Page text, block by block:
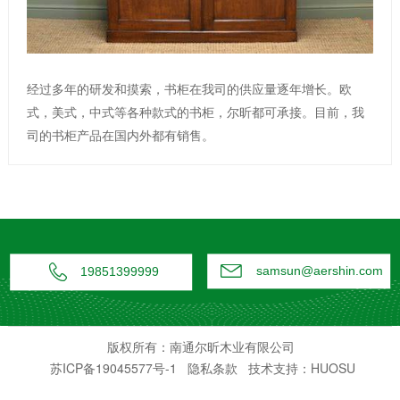
经过多年的研发和摸索，书柜在我司的供应量逐年增长。欧
式，美式，中式等各种款式的书柜，尔昕都可承接。目前，我
司的书柜产品在国内外都有销售。
 19851399999  samsun@aershin.com
版权所有：南通尔昕木业有限公司
苏ICP备19045577号-1
隐私条款 技术支持：HUOSU